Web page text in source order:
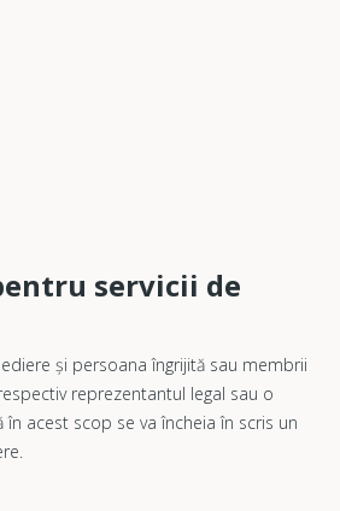
servicii de
și persoana îngrijită sau membrii
reprezentantul legal sau o
acest scop se va încheia în scris un